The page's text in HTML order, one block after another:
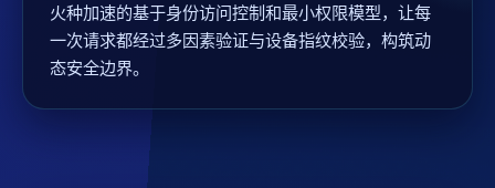
火种加速的基于身份访问控制和最小权限模型，让每
一次请求都经过多因素验证与设备指纹校验，构筑动
态安全边界。